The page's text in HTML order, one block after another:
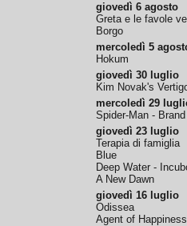
giovedì 6 agosto
Greta e le favole
Borgo
mercoledì 5
Hokum
giovedì 30 luglio
Kim Novak's
mercoledì 29
Spider-Man -
giovedì 23 luglio
Terapia di famiglia
Blue
Deep Water -
A New Dawn
giovedì 16 luglio
Odissea
Agent of